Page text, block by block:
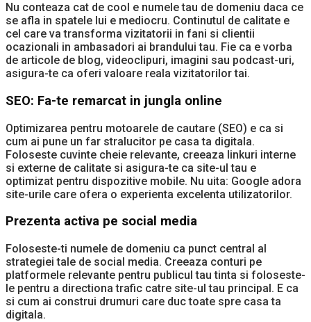
Nu conteaza cat de cool e numele tau de domeniu daca ce
se afla in spatele lui e mediocru. Continutul de calitate e
cel care va transforma vizitatorii in fani si clientii
ocazionali in ambasadori ai brandului tau. Fie ca e vorba
de articole de blog, videoclipuri, imagini sau podcast-uri,
asigura-te ca oferi valoare reala vizitatorilor tai.
SEO: Fa-te remarcat in jungla online
Optimizarea pentru motoarele de cautare (SEO) e ca si
cum ai pune un far stralucitor pe casa ta digitala.
Foloseste cuvinte cheie relevante, creeaza linkuri interne
si externe de calitate si asigura-te ca site-ul tau e
optimizat pentru dispozitive mobile. Nu uita: Google adora
site-urile care ofera o experienta excelenta utilizatorilor.
Prezenta activa pe social media
Foloseste-ti numele de domeniu ca punct central al
strategiei tale de social media. Creeaza conturi pe
platformele relevante pentru publicul tau tinta si foloseste-
le pentru a directiona trafic catre site-ul tau principal. E ca
si cum ai construi drumuri care duc toate spre casa ta
digitala.